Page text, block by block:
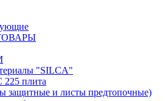
"SILCA"
плита
защитные и листы предтопочные)